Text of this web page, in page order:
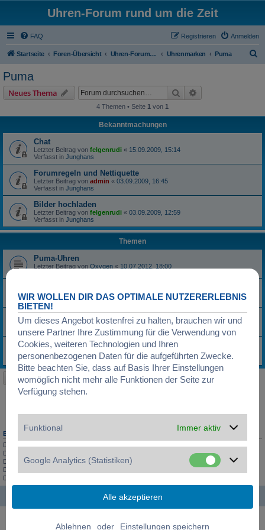
Uhren-Forum rund um die Zeit
FAQ Anmelden
Registrieren
Startseite Foren-Übersicht Uhren-Forum rund um alle Armbanduhren Uhrenmarken Puma
Puma
Neues Thema Suche
4 Themen • Seite 1 von 1
Bekanntmachungen
Chat
Letzter Beitrag von felgenrudi « 15.09.2009, 15:14
Verfasst in Junghans
Forumregeln und Nettiquette
Letzter Beitrag von admin « 03.09.2009, 16:45
Verfasst in Junghans
Bilder hochladen
Letzter Beitrag von felgenrudi « 03.09.2009, 12:59
Verfasst in Junghans
Themen
Puma-Uhren
Letzter Beitrag von Oxygen « 10.07.2012, 18:00
Letzter Beitrag vonOxygen«10.07.2012, 17:59
Antworten:3
Puma ENERGY - Zeit einstellen?
Letzter Beitrag vonOxygen« 10.07.2012, 17:56
Antworten:3
Puma Digital Uhr WTF
Letzter Beitrag vonMaja«05.05.2010, 21:58
Antworten:1
Neues Thema
BERECHTIGUNGEN IN DIESEM FORUM
Du darfst
Du darfst
Du darfst deine Beiträge in diesem Forumnicht
Du darfst deine Beiträge in diesem Forum
Du darfst
Foren-Übersicht
Deutsche Übersetzung durchphpBB.de
WIR WOLLEN DIR DAS OPTIMALE NUTZERERLEBNIS
BIETEN!
Um dieses Angebot kostenfrei zu halten, brauchen wir und
unsere Partner Ihre Zustimmung für die Verwendung von
Cookies, weiteren Technologien und Ihren
personenbezogenen Daten für die aufgeführten Zwecke.
Bitte beachten Sie, dass auf Basis Ihrer Einstellungen
womöglich nicht mehr alle Funktionen der Seite zur
Verfügung stehen.
Funktional Immer aktiv
Google Analytics (Statistiken)
oder